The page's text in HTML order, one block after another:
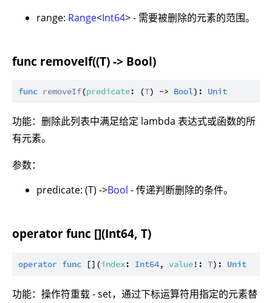
range: Range<Int64> - 需要被删除的元素的范围。
func removeIf((T) -> Bool)
func removeIf(predicate: (T) -> Bool): Unit
功能：删除此列表中满足给定 lambda 表达式或函数的所
有元素。
参数：
predicate: (T) ->Bool - 传递判断删除的条件。
operator func [](Int64, T)
operator func [](index: Int64, value!: T): Unit
功能：操作符重载 - set，通过下标运算符用指定的元素替